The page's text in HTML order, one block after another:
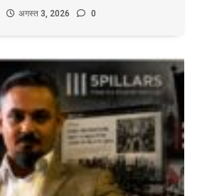
अगस्त 3, 2026 0